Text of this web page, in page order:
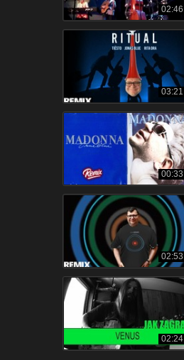
02:46
03:21
00:33
02:53
02:24